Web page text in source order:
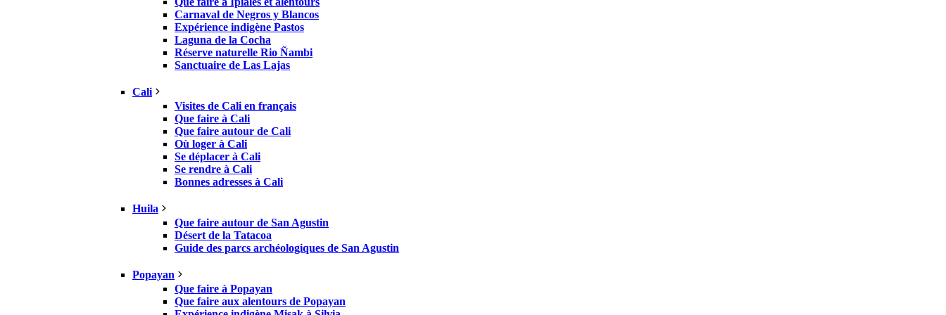
Carnaval de Negros y Blancos
Expérience indigène Pastos
Laguna de la Cocha
Réserve naturelle Rio Ñambi
Sanctuaire de Las Lajas
Cali
Visites de Cali en français
Que faire à Cali
Que faire autour de Cali
Où loger à Cali
Se déplacer à Cali
Se rendre à Cali
Bonnes adresses à Cali
Huila
Que faire autour de San Agustin
Désert de la Tatacoa
Guide des parcs archéologiques de San Agustin
Popayan
Que faire à Popayan
Que faire aux alentours de Popayan